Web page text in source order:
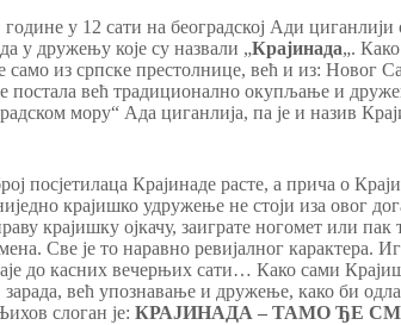
године у 12 сати на београдској Ади
у дружењу које су назвали „Крајинада„.
само из српске престолнице, већ и из: Новог
постала већ традиционално окупљање и
мору“ Ада циганлија, па је и назив
посјетилаца Крајинаде расте, а прича о
крајишко удружење не стоји иза овог
крајишку ојкачу, заиграте ногомет или
Све је то наравно ревијалног карактера.
до касних вечерњих сати… Како сами
зарада, већ упознавање и дружење, како би
слоган је: КРАЈИНАДА – ТАМО ЂЕ